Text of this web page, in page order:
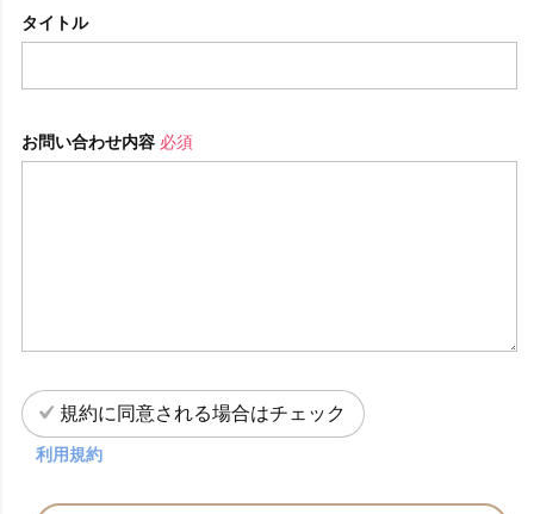
タイトル
お問い合わせ内容 必須
規約に同意される場合はチェック
利用規約